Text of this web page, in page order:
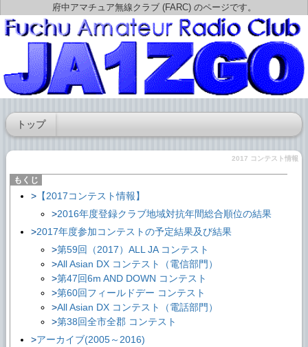
府中アマチュア無線クラブ (FARC) のページです。
トップ
2017 コンテスト情報
【2017コンテスト情報】
2016年度登録クラブ地域対抗年間総合順位の結果
2017年度参加コンテストの予定結果及び結果
第59回（2017）ALL JA コンテスト
All Asian DX コンテスト（電信部門）
第47回6m AND DOWN コンテスト
第60回フィールドデー コンテスト
All Asian DX コンテスト（電話部門）
第38回全市全郡 コンテスト
アーカイブ(2005～2016)